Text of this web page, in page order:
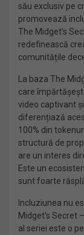
său exclusiv pe
promovează
The Midget’s
redefinească
comunitățile
La baza The
care
video captivant
diferențiază
100% din
structură de
are un interes
Este un
sunt foarte
Incluziunea nu
Midget’s Secret
al seriei este o